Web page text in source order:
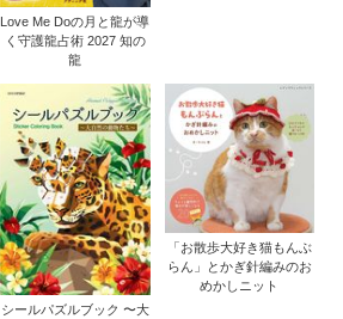
Love Me Doの月と龍が導
く守護龍占術 2027 知の
龍
シールパズルブック 〜大
「お散歩大好き猫もんぶ
らん」とかぎ針編みのお
めかしニット